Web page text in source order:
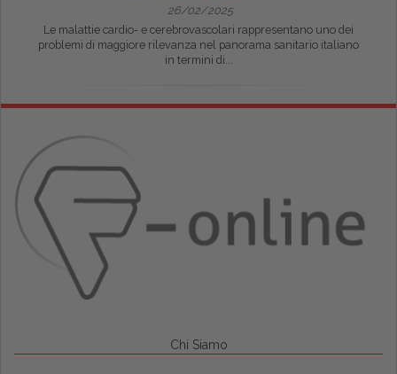
26/02/2025
Le malattie cardio- e cerebrovascolari rappresentano uno dei
problemi di maggiore rilevanza nel panorama sanitario italiano
in termini di...
Chi Siamo